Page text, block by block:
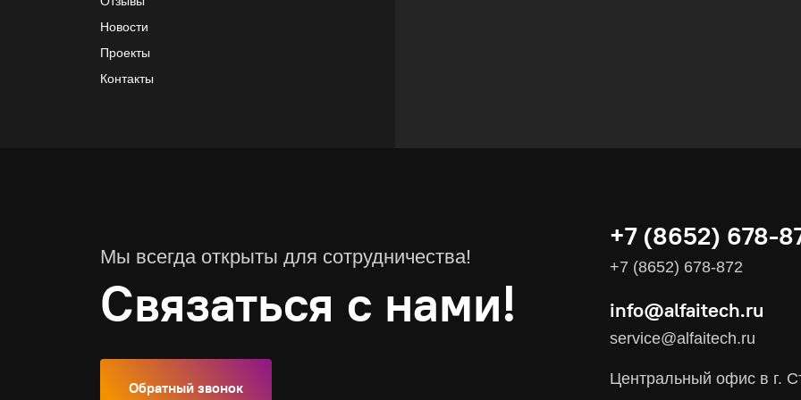
Новости
Проекты
Контакты
Видеоконференцсвязь
Поставка продуктов для резервного копирования данных
Соответствие требованиям и стандартам
Мы всегда открыты для сотрудничества!
Связаться с нами!
Обратный звонок
+7 (8652) 678-
+7 (8652) 678-872
info@alfaitech.ru
service@alfaitech.ru
Центральный офис в г.